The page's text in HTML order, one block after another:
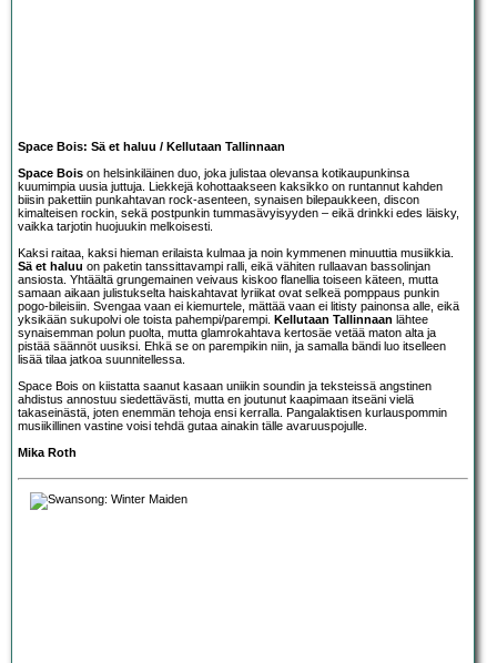
Space Bois: Sä et haluu / Kellutaan Tallinnaan
Space Bois on helsinkiläinen duo, joka julistaa olevansa kotikaupunkinsa
kuumimpia uusia juttuja. Liekkejä kohottaakseen kaksikko on runtannut kahden
biisin pakettiin punkahtavan rock-asenteen, synaisen bilepaukkeen, discon
kimalteisen rockin, sekä postpunkin tummasävyisyyden – eikä drinkki edes läisky,
vaikka tarjotin huojuukin melkoisesti.
Kaksi raitaa, kaksi hieman erilaista kulmaa ja noin kymmenen minuuttia musiikkia.
Sä et haluu on paketin tanssittavampi ralli, eikä vähiten rullaavan bassolinjan
ansiosta. Yhtäältä grungemainen veivaus kiskoo flanellia toiseen käteen, mutta
samaan aikaan julistukselta haiskahtavat lyriikat ovat selkeä pomppaus punkin
pogo-bileisiin. Svengaa vaan ei kiemurtele, mättää vaan ei litisty painonsa alle, eikä
yksikään sukupolvi ole toista pahempi/parempi. Kellutaan Tallinnaan lähtee
synaisemman polun puolta, mutta glamrokahtava kertosäe vetää maton alta ja
pistää säännöt uusiksi. Ehkä se on parempikin niin, ja samalla bändi luo itselleen
lisää tilaa jatkoa suunnitellessa.
Space Bois on kiistatta saanut kasaan uniikin soundin ja teksteissä angstinen
ahdistus annostuu siedettävästi, mutta en joutunut kaapimaan itseäni vielä
takaseinästä, joten enemmän tehoja ensi kerralla. Pangalaktisen kurlauspommin
musiikillinen vastine voisi tehdä gutaa ainakin tälle avaruuspojulle.
Mika Roth